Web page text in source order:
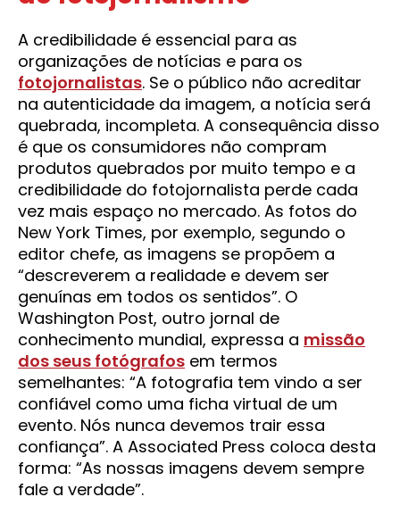
A credibilidade é essencial para as
organizações de notícias e para os
fotojornalistas. Se o público não acreditar
na autenticidade da imagem, a notícia será
quebrada, incompleta. A consequência disso
é que os consumidores não compram
produtos quebrados por muito tempo e a
credibilidade do fotojornalista perde cada
vez mais espaço no mercado. As fotos do
New York Times, por exemplo, segundo o
editor chefe, as imagens se propõem a
“descreverem a realidade e devem ser
genuínas em todos os sentidos”. O
Washington Post, outro jornal de
conhecimento mundial, expressa a missão
dos seus fotógrafos em termos
semelhantes: “A fotografia tem vindo a ser
confiável como uma ficha virtual de um
evento. Nós nunca devemos trair essa
confiança”. A Associated Press coloca desta
forma: “As nossas imagens devem sempre
fale a verdade”.